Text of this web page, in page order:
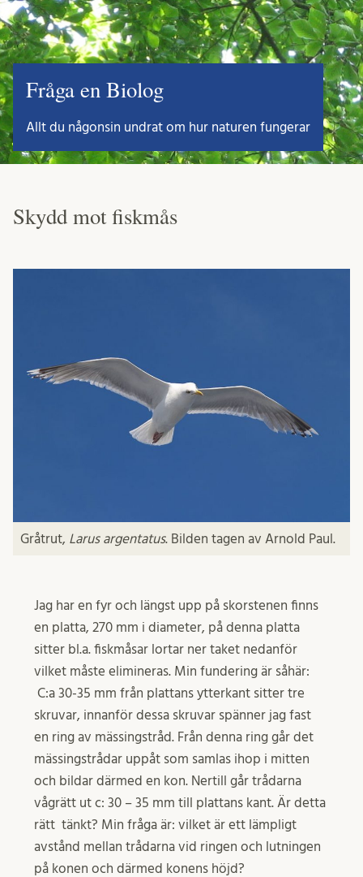
Fråga en Biolog
Allt du någonsin undrat om hur naturen fungerar
Skydd mot fiskmås
Gråtrut, Larus argentatus. Bilden tagen av Arnold Paul.
Jag har en fyr och längst upp på skorstenen finns
en platta, 270 mm i diameter, på denna platta
sitter bl.a. fiskmåsar lortar ner taket nedanför
vilket måste elimineras. Min fundering är såhär:
C:a 30-35 mm från plattans ytterkant sitter tre
skruvar, innanför dessa skruvar spänner jag fast
en ring av mässingstråd. Från denna ring går det
mässingstrådar uppåt som samlas ihop i mitten
och bildar därmed en kon. Nertill går trådarna
vågrätt ut c: 30 – 35 mm till plattans kant. Är detta
rätt tänkt? Min fråga är: vilket är ett lämpligt
avstånd mellan trådarna vid ringen och lutningen
på konen och därmed konens höjd?